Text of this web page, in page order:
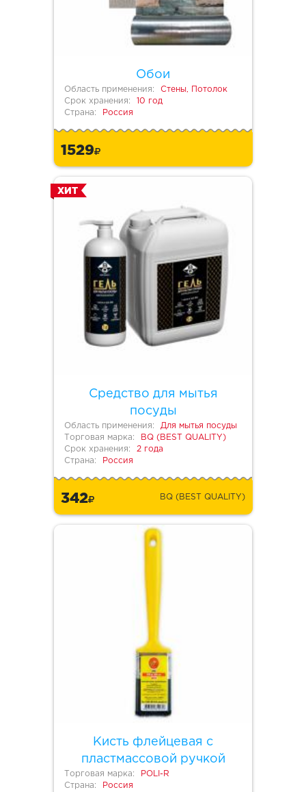
Обои
Область применения:
Стены, Потолок
Срок хранения:
10 год
Страна:
Россия
1529
Средство для мытья
посуды
ХИТ
Область применения:
Для мытья посуды
Торговая марка:
BQ (BEST QUALITY)
Срок хранения:
2 года
Страна:
Россия
342 BQ (BEST QUALITY)
Кисть флейцевая с
пластмассовой ручкой
Торговая марка:
POLI-R
Страна:
Россия